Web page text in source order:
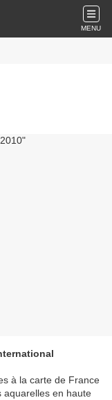
MENU
à la carte de France
aquarelles en haute